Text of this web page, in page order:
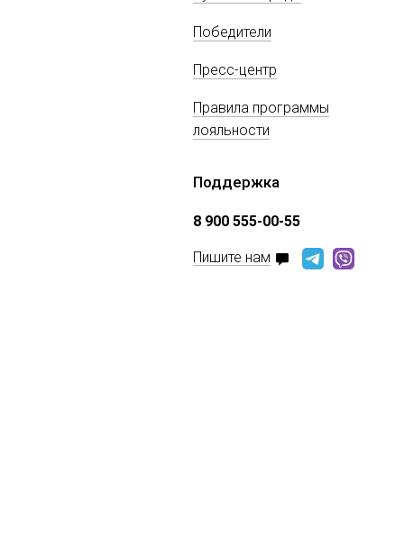
Победители
Пресс-центр
Правила программы
лояльности
Поддержка
8 900 555-00-55
Пишите нам